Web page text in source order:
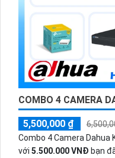
COMBO 4 CAMERA
5,500,000 ₫
Combo 4 Camera Dahua
với 5.500.000 VNĐ bạn